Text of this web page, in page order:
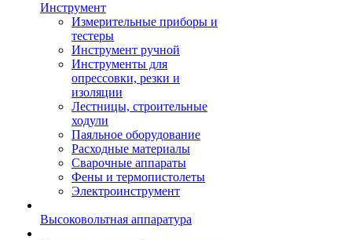
Инструмент
Измерительные приборы и
тестеры
Инструмент ручной
Инструменты для
опрессовки, резки и
изоляции
Лестницы, строительные
ходули
Паяльное оборудование
Расходные материалы
Сварочные аппараты
Фены и термопистолеты
Электроинструмент
Высоковольтная аппаратура